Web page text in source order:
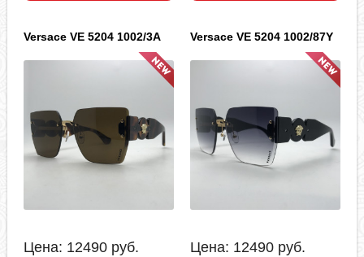
Versace VE 5204 1002/3A
Цена: 12490 руб.
Versace VE 5204 1002/87Y
Цена: 12490 руб.